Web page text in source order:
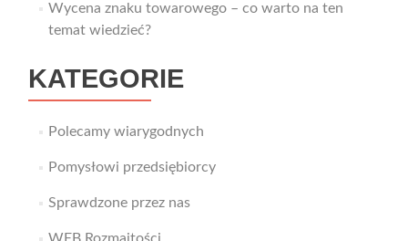
Wycena znaku towarowego – co warto na ten
temat wiedzieć?
KATEGORIE
Polecamy wiarygodnych
Pomysłowi przedsiębiorcy
Sprawdzone przez nas